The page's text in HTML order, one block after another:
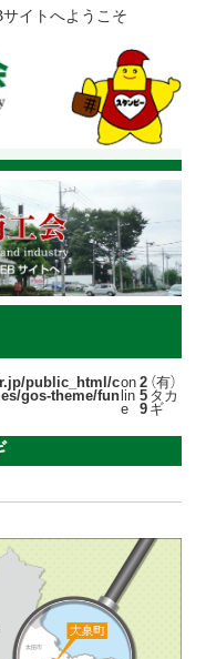
サイトへようこそ
public_html/c
gos-theme/fun
on
lin
e
2
5
9
（有）
タカ
ギ